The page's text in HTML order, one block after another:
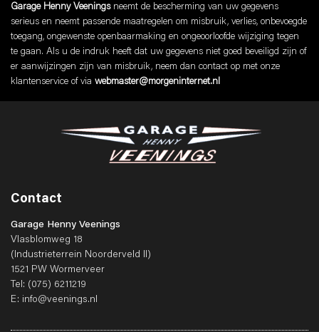
Garage Henny Veeningsneemt de bescherming van uw gegevens
serieus en neemt passende maatregelen om misbruik, verlies, onbevoegde
toegang, ongewenste openbaarmaking en ongeoorloofde wijziging tegen
te gaan. Als u de indruk heeft dat uw gegevens niet goed beveiligd zijn of
er aanwijzingen zijn van misbruik, neem dan contact op met onze
klantenservice of via webmaster@morgeninternet.nl
Contact
Garage Henny Veenings
Vlasblomweg 18
(Industrieterrein Noorderveld II)
1521 PW Wormerveer
Tel: (075) 6211219
E: info@veenings.nl